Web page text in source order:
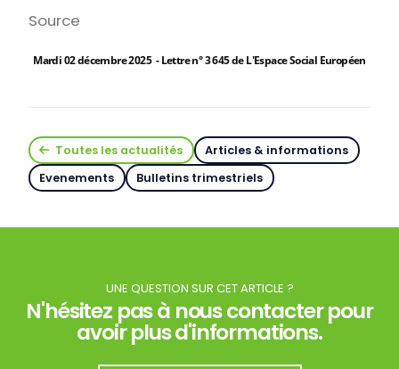
Source
Mardi 02 décembre 2025 - Lettre n° 3 645 de L'Espace Social Européen
Toutes les actualités
Articles & informations
Evenements
Bulletins trimestriels
UNE QUESTION SUR CET ARTICLE ?
N'hésitez pas à nous contacter pour
avoir plus d'informations.